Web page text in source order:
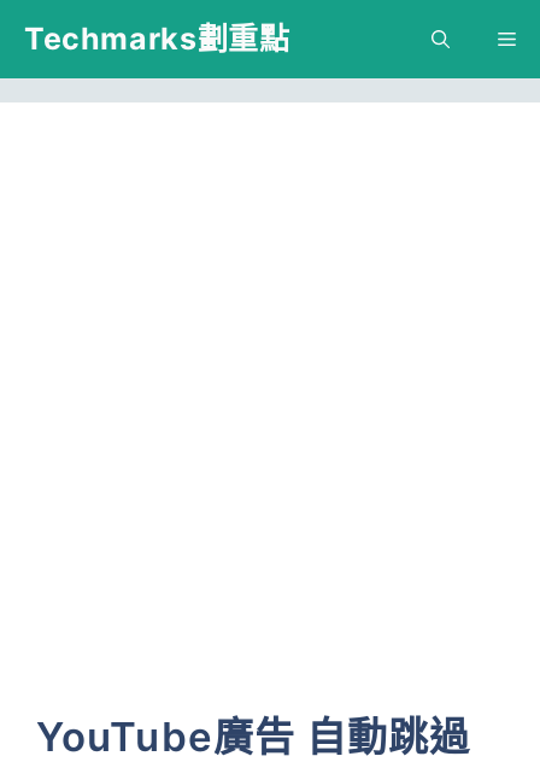
跳
主
Techmarks劃重點
YouTube廣告 自動跳過